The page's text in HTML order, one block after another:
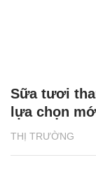
THỊ TRƯỜNG
Sữa tươi
lựa chọn